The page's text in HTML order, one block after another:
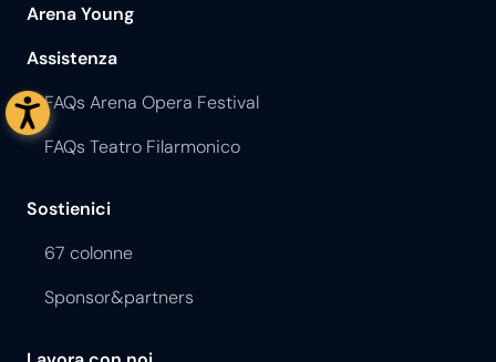
Arena Young
Assistenza
FAQs Arena Opera Festival
FAQs Teatro Filarmonico
Sostienici
67 colonne
Sponsor&partners